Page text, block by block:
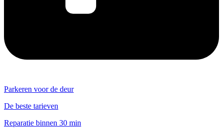
Parkeren voor de deur
De beste tarieven
Reparatie binnen 30 min